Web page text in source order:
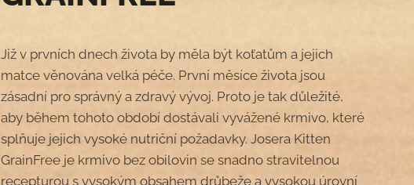
Již v prvních dnech života by měla být koťatům a jejich
matce věnována velká péče. První měsíce života jsou
zásadní pro správný a zdravý vývoj. Proto je tak důležité,
aby během tohoto období dostávali vyvážené krmivo, které
splňuje jejich vysoké nutriční požadavky. Josera Kitten
GrainFree je krmivo bez obilovin se snadno stravitelnou
recepturou s vysokým obsahem drůbeže a vysokou úrovní